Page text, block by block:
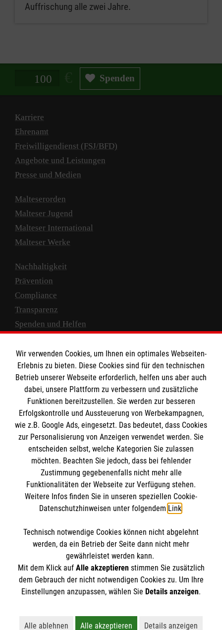
Auffrischung alle zwei Jahre.
Spendenbetrag in Euro Spenden
Karriere
Ehrenamt
Freiwilligendienst (FSJ/BFD)
Angebote und Leistungen
Presse und Medien
Malteserorden
Malteser Jugend
Malteser International
Malteser Werke
Nachhaltigkeit
Prävention
Compliance
Transparenz
Spenden und Helfen
Empfänger: Malteser Hilfsdienst e.V.
IBAN: DE10 3706 0120 1201 2000 12
BIC: GENODED 1PA7
Newsletter abonnieren
Cookies verwalten|AGB|Impressum|Datenschutz
Barrierefreiheit |Kontakt| Sharepoint|Mediathek
Wir verwenden Cookies, um Ihnen ein optimales Webseiten-
Erlebnis zu bieten. Diese Cookies sind für den technischen
Betrieb unserer Webseite erforderlich, helfen uns aber auch
dabei, unsere Plattform zu verbessern und zusätzliche
Funktionen bereitzustellen. Sie werden zur besseren
Erfolgskontrolle und Aussteuerung von Werbekampagnen,
wie z.B. Google Ads, eingesetzt. Das bedeutet, dass Cookies
zur Personalisierung von Anzeigen verwendet werden. Sie
entscheiden selbst, welche Kategorien Sie zulassen
möchten. Beachten Sie jedoch, dass bei fehlender
Zustimmung gegebenenfalls nicht mehr alle
Funktionalitäten der Webseite zur Verfügung stehen.
Weitere Infos finden Sie in unseren speziellen Cookie-
Datenschutzhinweisen unter folgendem Link.
Technisch notwendige Cookies können nicht abgelehnt
werden, da ein Betrieb der Seite dann nicht mehr
gewährleistet werden kann.
Mit dem Klick auf Alle akzeptierenstimmen Sie zusätzlich
dem Gebrauch der nicht notwendigen Cookies zu. Um Ihre
Einstellungen anzupassen, wählen Sie Details anzeigen.
Alle ablehnen Alle akzeptieren Details anzeigen